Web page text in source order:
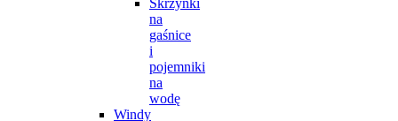
Skrzynki
na
gaśnice
i
pojemniki
na
wodę
Windy